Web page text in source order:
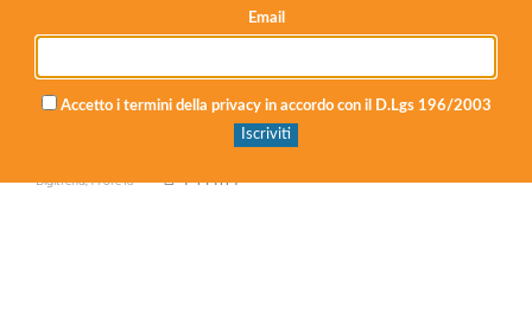
Etna in eruzione, nuova stretta sull’aeroporto di
Catania: stop agli arrivi fino alle 21
Digitrend,14 ore fa 1 min
Email
Accetto i termini della privacy in accordo con il D.Lgs 196/2003